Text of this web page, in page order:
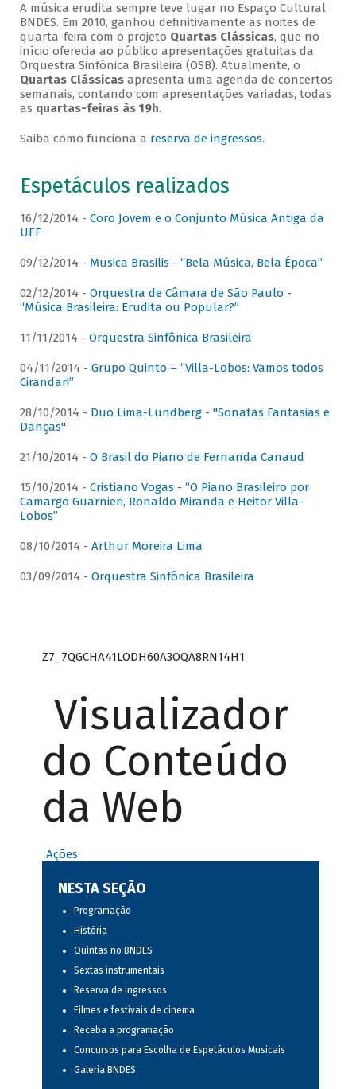
A música erudita sempre teve lugar no Espaço Cultural
BNDES. Em 2010, ganhou definitivamente as noites de
quarta-feira com o projeto Quartas Clássicas, que no
início oferecia ao público apresentações gratuitas da
Orquestra Sinfônica Brasileira (OSB). Atualmente, o
Quartas Clássicasapresenta uma agenda de concertos
semanais, contando com apresentações variadas, todas
as quartas-feiras às 19h.
Saiba como funciona a reserva de ingressos.
Espetáculos realizados
16/12/2014 - Coro Jovem e o Conjunto Música Antiga da
UFF
09/12/2014 - Musica Brasilis - “Bela Música, Bela Época”
02/12/2014 - Orquestra de Câmara de São Paulo -
“Música Brasileira: Erudita ou Popular?”
11/11/2014 - Orquestra Sinfônica Brasileira
04/11/2014 - Grupo Quinto – “Villa-Lobos: Vamos todos
Cirandar!”
28/10/2014 - Duo Lima-Lundberg - "Sonatas Fantasias e
Danças"
21/10/2014 - O Brasil do Piano de Fernanda Canaud
15/10/2014 - Cristiano Vogas - “O Piano Brasileiro por
Camargo Guarnieri, Ronaldo Miranda e Heitor Villa-
Lobos”
08/10/2014 - Arthur Moreira Lima
03/09/2014 - Orquestra Sinfônica Brasileira
Z7_7QGCHA41LODH60A3OQA8RN14H1
Visualizador
do Conteúdo
da Web
Ações
NESTA SEÇÃO
Programação
História
Quintas no BNDES
Sextas instrumentais
Reserva de ingressos
Filmes e festivais de cinema
Receba a programação
Concursos para Escolha de Espetáculos Musicais
Galeria BNDES